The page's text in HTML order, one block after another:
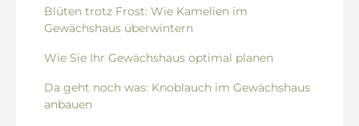
Blüten trotz Frost: Wie Kamelien im
Gewächshaus überwintern
Wie Sie Ihr Gewächshaus optimal planen
Da geht noch was: Knoblauch im Gewächshaus
anbauen